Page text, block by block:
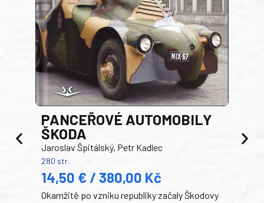
PANCEŘOVÉ AUTOMOBILY
ŠKODA
Jaroslav Špitálský, Petr Kadlec
280 str.
14,50 € / 380,00 Kč
Okamžitě po vzniku republiky začaly Škodovy